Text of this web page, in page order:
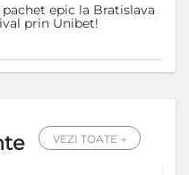
epic la Bratislava
prin Unibet!
VEZI TOATE →